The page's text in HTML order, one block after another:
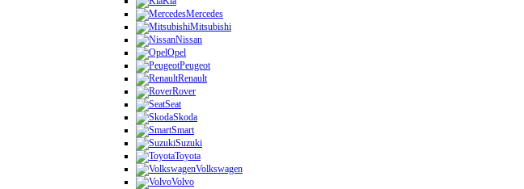
Mercedes
Mitsubishi
Nissan
Opel
Peugeot
Renault
Rover
Seat
Skoda
Smart
Suzuki
Toyota
Volkswagen
Volvo